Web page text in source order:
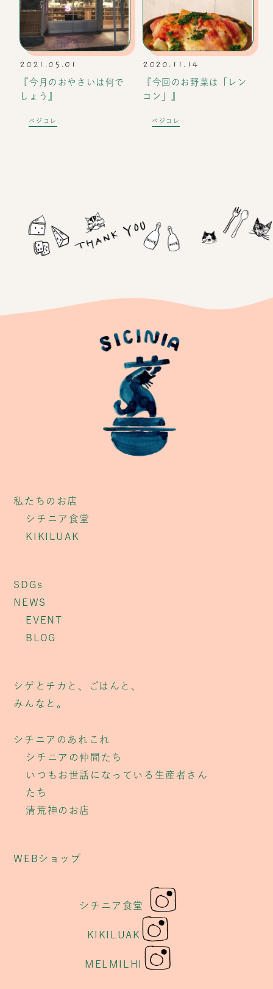
2021.05.01
『今月のおやさいは何で
しょう』
ベジコレ
2020.11.14
『今回のお野菜は「レン
コン」』
ベジコレ
私たちのお店
シチニア食堂
KIKILUAK
SDGs
NEWS
EVENT
BLOG
シゲとチカと、ごはんと、
みんなと。
シチニアのあれこれ
シチニアの仲間たち
いつもお世話になっている生産者さん
たち
清荒神のお店
WEBショップ
シチニア食堂
KIKILUAK
MELMILHI